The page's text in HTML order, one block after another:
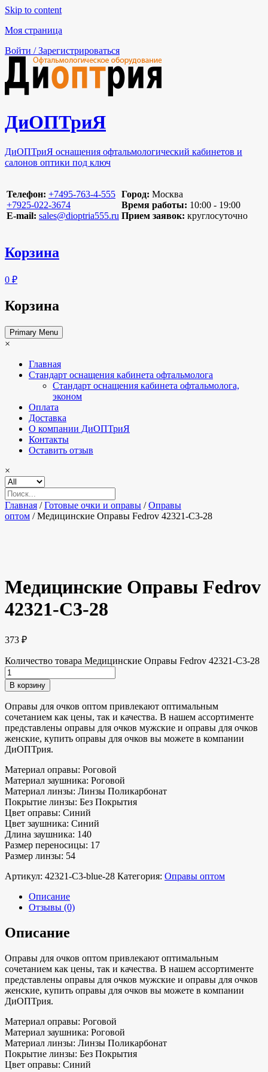
Skip to content
Моя страница
Войти / Зарегистрироваться
ДиОПТриЯ
ДиОПТриЯ оснащения офтальмологический кабинетов и
салонов оптики под ключ
Телефон: ‪+7495-763-4-555‬
‪+7925-022-3674‬
E-mail: sales@dioptria555.ru
Город: Москва
Время работы: 10:00 - 19:00
Прием заявок: круглосуточно
Корзина
0 ₽
Корзина
Primary Menu
×
Главная
Стандарт оснащения кабинета офтальмолога
Стандарт оснащения кабинета офтальмолога,
эконом
Оплата
Доставка
О компании ДиОПТриЯ
Контакты
Оставить отзыв
×
Главная /Готовые очки и оправы /Оправы
оптом / Медицинские Оправы Fedrov 42321-C3-28
Медицинские Оправы Fedrov
42321-C3-28
373 ₽
Количество товара Медицинские Оправы Fedrov 42321-C3-28
В корзину
Оправы для очков оптом привлекают оптимальным
сочетанием как цены, так и качества. В нашем ассортименте
представлены оправы для очков мужские и оправы для очков
женские, купить оправы для очков вы можете в компании
ДиОПТрия.
Материал оправы: Роговой
Материал заушника: Роговой
Материал линзы: Линзы Поликарбонат
Покрытие линзы: Без Покрытия
Цвет оправы: Синий
Цвет заушника: Синий
Длина заушника: 140
Размер переносицы: 17
Размер линзы: 54
Артикул: 42321-C3-blue-28 Категория: Оправы оптом
Описание
Отзывы (0)
Описание
Оправы для очков оптом привлекают оптимальным
сочетанием как цены, так и качества. В нашем ассортименте
представлены оправы для очков мужские и оправы для очков
женские, купить оправы для очков вы можете в компании
ДиОПТрия.
Материал оправы: Роговой
Материал заушника: Роговой
Материал линзы: Линзы Поликарбонат
Покрытие линзы: Без Покрытия
Цвет оправы: Синий